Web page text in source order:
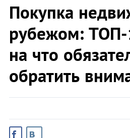
Покупка
рубежом: ТОП-
на что
обратить